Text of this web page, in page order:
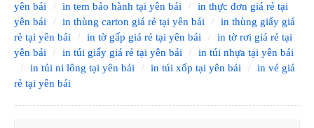
yên bái
in tem bảo hành tại yên bái
in thực đơn giá rẻ tại
yên bái
in thùng carton giá rẻ tại yên bái
in thùng giấy giá
rẻ tại yên bái
in tờ gấp giá rẻ tại yên bái
in tờ rơi giá rẻ tại
yên bái
in túi giấy giá rẻ tại yên bái
in túi nhựa tại yên bái
in túi ni lông tại yên bái
in túi xốp tại yên bái
in vé giá
rẻ tại yên bái